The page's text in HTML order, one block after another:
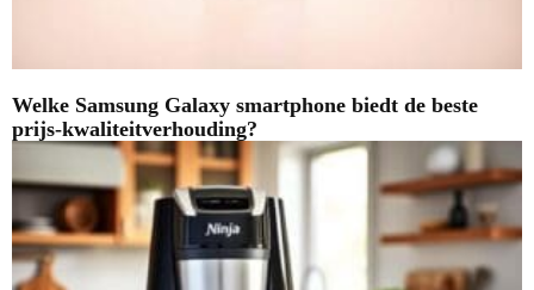
Welke Samsung Galaxy smartphone biedt de beste
prijs-kwaliteitverhouding?